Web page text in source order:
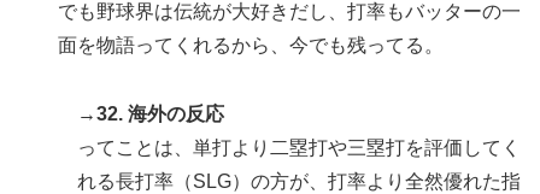
でも野球界は伝統が大好きだし、打率もバッターの一
面を物語ってくれるから、今でも残ってる。
→32. 海外の反応
ってことは、単打より二塁打や三塁打を評価してく
れる長打率（SLG）の方が、打率より全然優れた指